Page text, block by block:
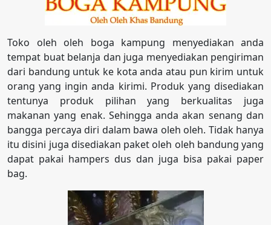
Toko oleh oleh boga kampung menyediakan anda
tempat buat belanja dan juga menyediakan pengiriman
dari bandung untuk ke kota anda atau pun kirim untuk
orang yang ingin anda kirimi. Produk yang disediakan
tentunya produk pilihan yang berkualitas juga
makanan yang enak. Sehingga anda akan senang dan
bangga percaya diri dalam bawa oleh oleh. Tidak hanya
itu disini juga disediakan paket oleh oleh bandung yang
dapat pakai hampers dus dan juga bisa pakai paper
bag.